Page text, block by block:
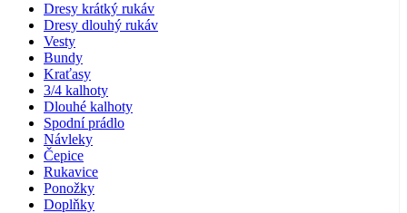
Dresy krátký rukáv
Dresy dlouhý rukáv
Vesty
Bundy
Kraťasy
3/4 kalhoty
Dlouhé kalhoty
Spodní prádlo
Návleky
Čepice
Rukavice
Ponožky
Doplňky